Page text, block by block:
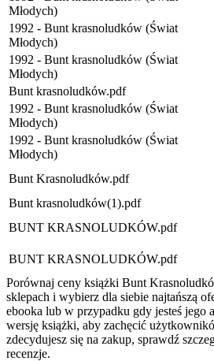
Młodych)
1992 - Bunt krasnoludków (Świat
Młodych)
1992 - Bunt krasnoludków (Świat
Młodych)
Bunt krasnoludków.pdf
1992 - Bunt krasnoludków (Świat
Młodych)
1992 - Bunt krasnoludków (Świat
Młodych)
Bunt Krasnoludków.pdf
Bunt krasnoludków(1).pdf
BUNT KRASNOLUDKÓW.pdf
BUNT KRASNOLUDKÓW.pdf
Porównaj ceny książki Bunt
sklepach i wybierz dla siebie najtańszą
ebooka lub w przypadku gdy jesteś jego
wersję książki, aby zachęcić
zdecydujesz się na zakup, sprawdź
recenzje.